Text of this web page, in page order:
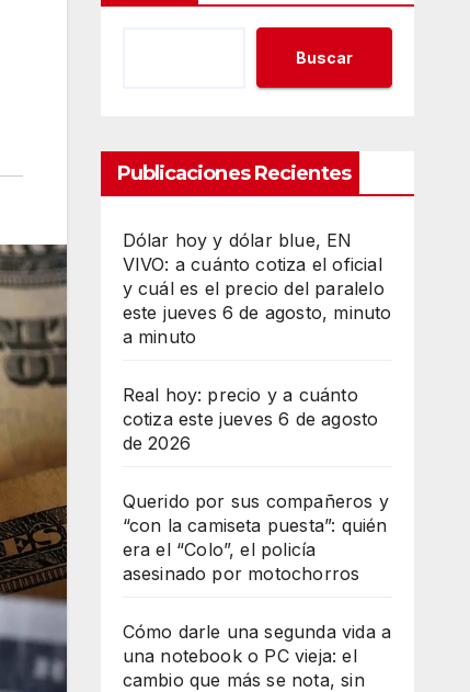
Buscar
Publicaciones Recientes
Dólar hoy y dólar blue, EN
VIVO: a cuánto cotiza el oficial
y cuál es el precio del paralelo
este jueves 6 de agosto, minuto
a minuto
Real hoy: precio y a cuánto
cotiza este jueves 6 de agosto
de 2026
Querido por sus compañeros y
“con la camiseta puesta”: quién
era el “Colo”, el policía
asesinado por motochorros
Cómo darle una segunda vida a
una notebook o PC vieja: el
cambio que más se nota, sin